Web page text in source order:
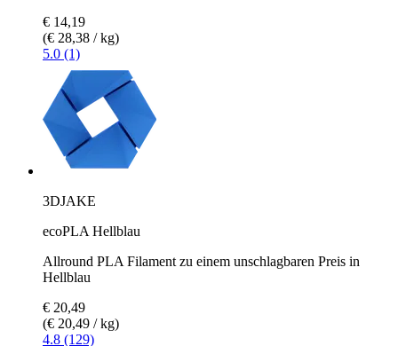
€ 14,19
(€ 28,38 / kg)
5.0 (1)
3DJAKE
ecoPLA Hellblau
Allround PLA Filament zu einem unschlagbaren Preis in
Hellblau
€ 20,49
(€ 20,49 / kg)
4.8 (129)